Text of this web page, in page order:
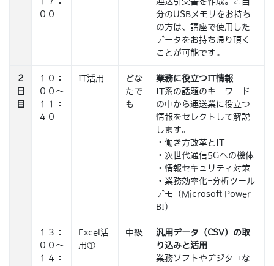
００
分のUSBメモリをお持ち
の方は、講座で使用した
データをお持ち帰り頂く
ことが可能です。
２
日
目
１０：
００～
１１：
４０
IT活用
どな
たで
も
業務に役立つIT情報
IT系の話題のキーワード
の中から運送業に役立つ
情報をセレクトして解説
します。
・働き方改革とIT
・次世代通信5Gへの機体
・情報セキュリティ対策
・業務効率化-分析ツール
デモ（Microsoft Power
BI）
１３：
００～
１４：
Excel活
用①
中級
汎用データ（CSV）の取
り込みと活用
業務ソフトやデジタコな